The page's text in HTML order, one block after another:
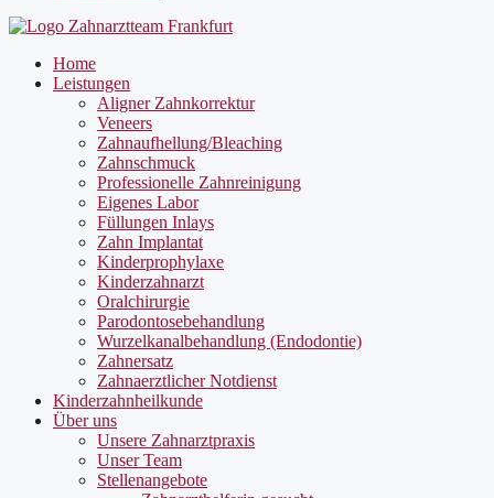
Home
Leistungen
Aligner Zahnkorrektur
Veneers
Zahnaufhellung/Bleaching
Zahnschmuck
Professionelle Zahnreinigung
Eigenes Labor
Füllungen Inlays
Zahn Implantat
Kinderprophylaxe
Kinderzahnarzt
Oralchirurgie
Parodontosebehandlung
Wurzelkanalbehandlung (Endodontie)
Zahnersatz
Zahnaerztlicher Notdienst
Kinderzahnheilkunde
Über uns
Unsere Zahnarztpraxis
Unser Team
Stellenangebote